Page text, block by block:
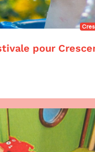
pour